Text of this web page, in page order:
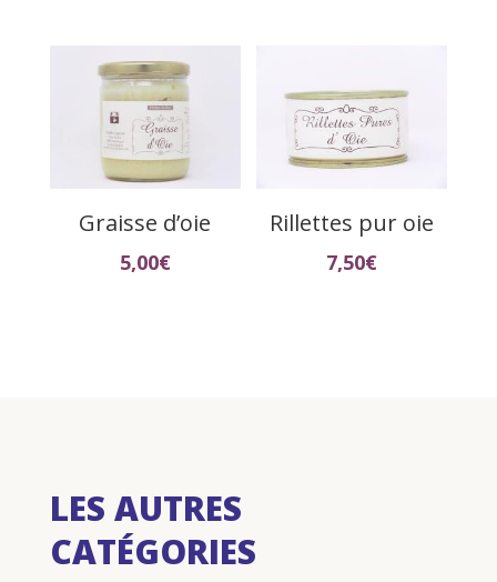
Graisse d’oie
5,00€
Rillettes pur oie
7,50€
LES AUTRES
CATÉGORIES